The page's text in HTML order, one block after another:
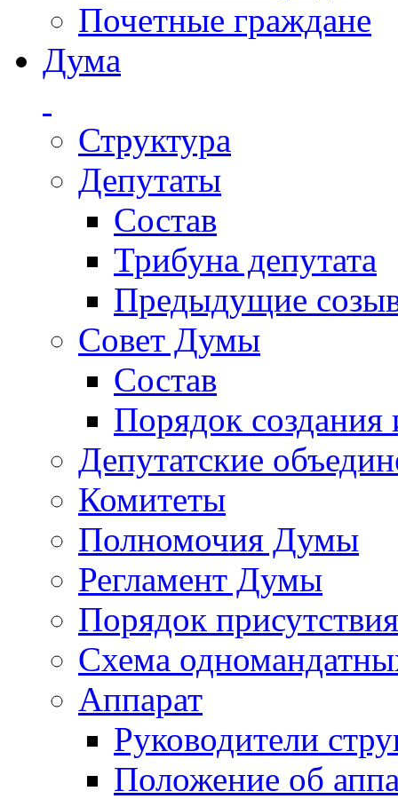
Почетные граждане
Дума
Структура
Депутаты
Состав
Трибуна депутата
Предыдущие
Совет Думы
Состав
Порядок создания
Депутатские
Комитеты
Полномочия Думы
Регламент Думы
Порядок
Схема
Аппарат
Руководители
Положение об